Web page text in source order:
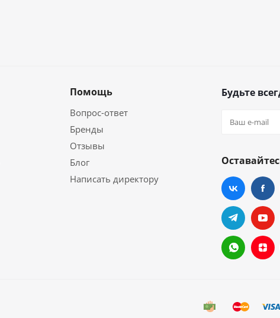
Помощь
Вопрос-ответ
Бренды
Отзывы
Блог
Написать директору
Будьте